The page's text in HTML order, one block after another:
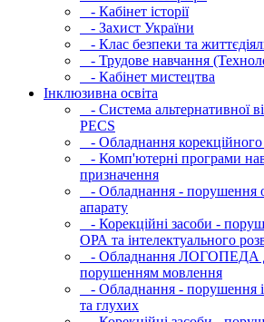
- Кабінет історії
- Захист України
- Клас безпеки та
- Трудове навчання
- Кабінет мистецтва
Інклюзивна освіта
- Система альтернативної
PECS
- Обладнання
- Комп'ютерні програми
призначення
- Обладнання - порушення
апарату
- Корекційні засоби -
ОРА та інтелектуального
- Обладнання ЛОГОПЕДА
порушенням мовлення
- Обладнання - порушення
та глухих